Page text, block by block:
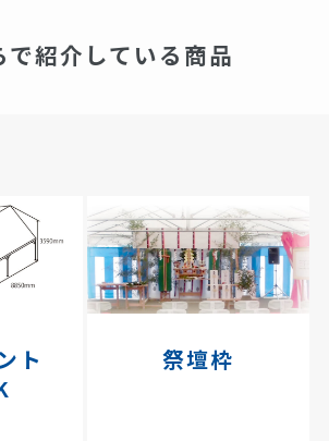
で紹介している商品
ト
祭壇枠